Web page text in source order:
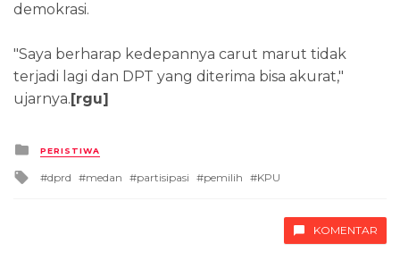
demokrasi.
"Saya berharap kedepannya carut marut tidak
terjadi lagi dan DPT yang diterima bisa akurat,"
ujarnya. [rgu]
Posted
in
PERISTIWA
Tagged
dprd medan partisipasi pemilih KPU
KOMENTAR